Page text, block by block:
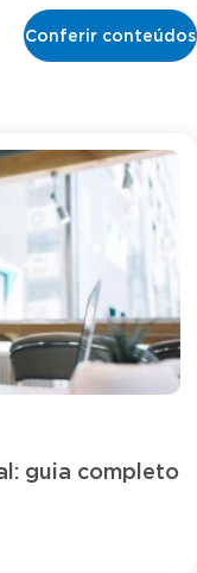
Conferir conteúdos
guia completo